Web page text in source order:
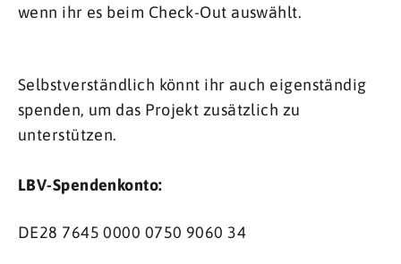
wenn ihr es beim Check-Out auswählt.
Selbstverständlich könnt ihr auch eigenständig
spenden, um das Projekt zusätzlich zu
unterstützen.
LBV-Spendenkonto:
DE28 7645 0000 0750 9060 34